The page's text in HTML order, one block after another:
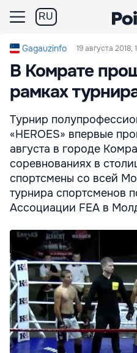
RU
Gagauzinfo 19 августа 2018,
В Комрате
рамках
Турнир
«HEROES» впервые
августа в городе
соревнованиях в
спортсмены со всей
турнира спортсменов
Ассоциации FEA в